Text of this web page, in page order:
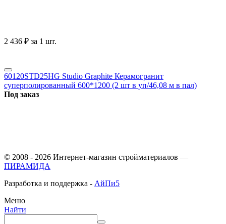
2 436 ₽ за 1 шт.
60120STD25HG Studio Graphite Керамогранит
суперполированный 600*1200 (2 шт в уп/46,08 м в пал)
Под заказ
© 2008 - 2026 Интернет-магазин стройматериалов —
ПИРАМИДА
Разработка и поддержка - АйПи5
Меню
Найти